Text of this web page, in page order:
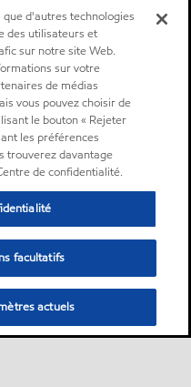
d'autres technologies
des utilisateurs et
sur notre site Web.
sur votre
de médias
vous pouvez choisir de
le bouton « Rejeter
les préférences
trouverez davantage
de confidentialité.
facultatifs
actuels